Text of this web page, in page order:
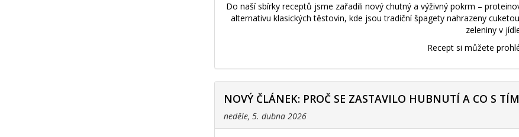
Do naší sbírky receptů jsme zařadili nový chutný a výživný pokrm –
alternativu klasických těstovin, kde jsou tradiční špagety nahrazeny
zeleniny v
Recept si můžete
NOVÝ ČLÁNEK: PROČ SE ZASTAVILO HUBNUTÍ A CO S
neděle, 5. dubna 2026